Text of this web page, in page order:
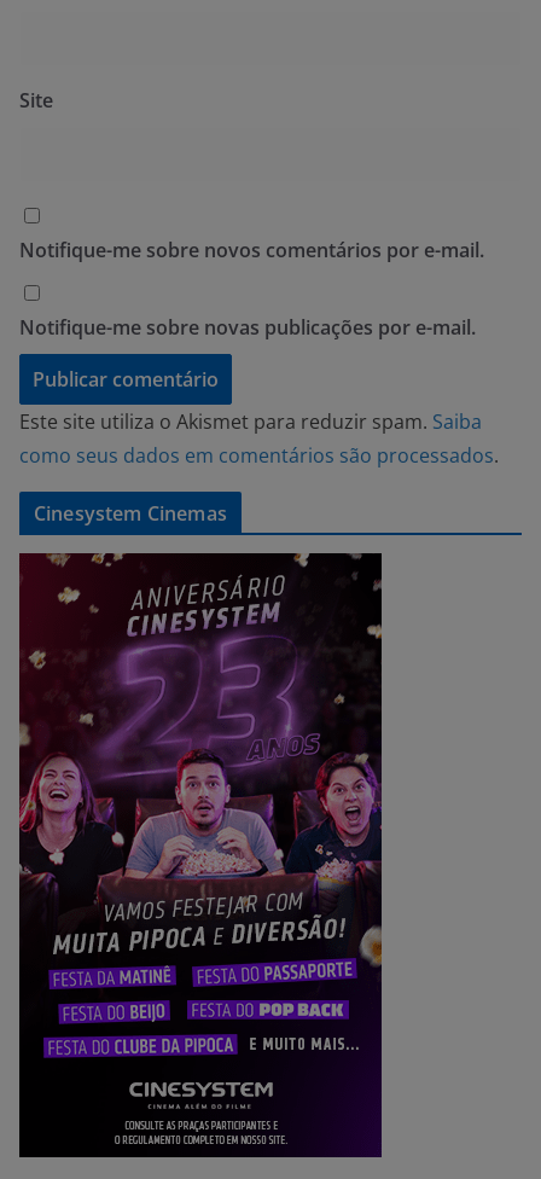
Site
Notifique-me sobre novos comentários por e-mail.
Notifique-me sobre novas publicações por e-mail.
Este site utiliza o Akismet para reduzir spam. Saiba
como seus dados em comentários são processados.
Cinesystem Cinemas